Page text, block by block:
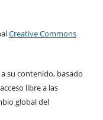
Creative Commons
su contenido, basado
libre a las
global del